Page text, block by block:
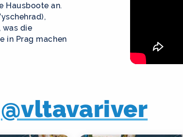
Hausboote an.
was die
in Prag machen
@vltavariver